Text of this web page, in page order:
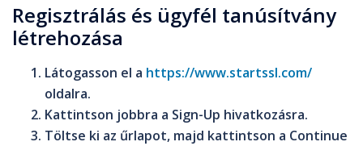
Regisztrálás és ügyfél tanúsítvány
létrehozása
Látogasson el a https://www.startssl.com/
oldalra.
Kattintson jobbra a Sign-Up hivatkozásra.
Töltse ki az űrlapot, majd kattintson a Continue